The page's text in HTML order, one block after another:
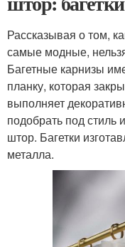
Рассказывая о том,
самые модные,
Багетные карнизы
планку, которая
выполняет
подобрать под стиль
штор. Багетки
металла.